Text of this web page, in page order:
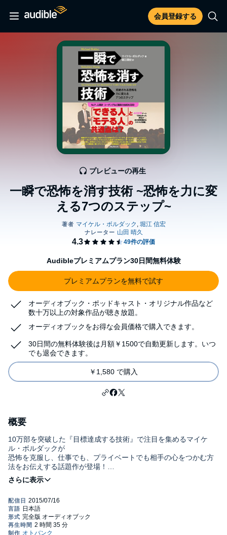
会員登録する
一瞬で恐怖を消す技術 ~恐怖を力に変
える7つのステップ~
プレビューの再生
Audibleプレミアムプラン30日間無料体験
プレミアムプランを無料で試す
オーディオブック・ポッドキャスト・オリジナル作品など
数十万以上の対象作品が聴き放題。
オーディオブックをお得な会員価格で購入できます。
30日間の無料体験後は月額￥1500で自動更新します。いつ
でも退会できます。
￥1,580 で購入
概要
10万部を突破した『目標達成する技術』で注目を集めるマイケ
ル・ボルダックが
恐怖を克服し、仕事でも、プライベートでも相手の心をつかむ方
法をお伝えする話題作が登場！
1,000人を超える人の人生をわずか2ヶ月で一変させた実績を持つ
人生における恐怖をなくす方法を学ぶことで、
仕事も、恋愛も、その他の人間関係も上手くいくコミュニケーシ
ョンの秘訣が分かります。